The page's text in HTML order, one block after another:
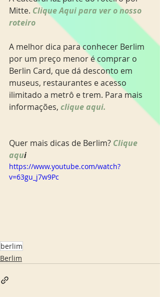
Mitte. Clique Aqui para ver o nosso
roteiro
A melhor dica para conhecer Berlim
por um preço menor é comprar o
Berlin Card, que dá desconto em
museus, restaurantes e acesso
ilimitado a metrô e trem. Para mais
informações, clique aqui.
Quer mais dicas de Berlim? Clique
aqui
https://www.youtube.com/watch?
v=63gu_j7w9Pc
berlim
Berlim